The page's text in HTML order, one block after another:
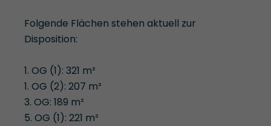
Folgende Flächen stehen aktuell zur
Disposition:
1. OG (1): 321 m²
1. OG (2): 207 m²
3. OG: 189 m²
5. OG (1): 221 m²